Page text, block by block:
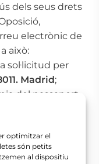
optimitzar el
són petits
al dispositiu
dels seus drets
electrònic de
això:
sol·licitud per
Madrid;
del passaport
en
supressió,